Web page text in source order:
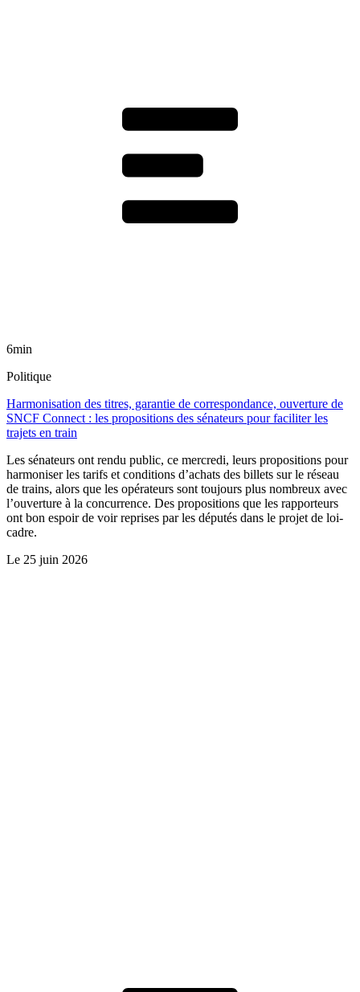
6min
Politique
Harmonisation des titres, garantie de correspondance, ouverture de
SNCF Connect : les propositions des sénateurs pour faciliter les
trajets en train
Les sénateurs ont rendu public, ce mercredi, leurs propositions pour
harmoniser les tarifs et conditions d’achats des billets sur le réseau
de trains, alors que les opérateurs sont toujours plus nombreux avec
l’ouverture à la concurrence. Des propositions que les rapporteurs
ont bon espoir de voir reprises par les députés dans le projet de loi-
cadre.
Le 25 juin 2026